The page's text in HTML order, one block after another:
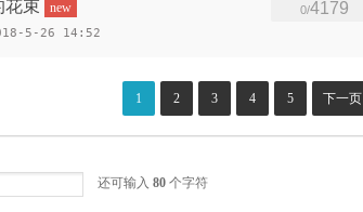
花束 new
5-26 14:52
0/4179
1 2 3 4 5 下一页
还可输入 80 个字符